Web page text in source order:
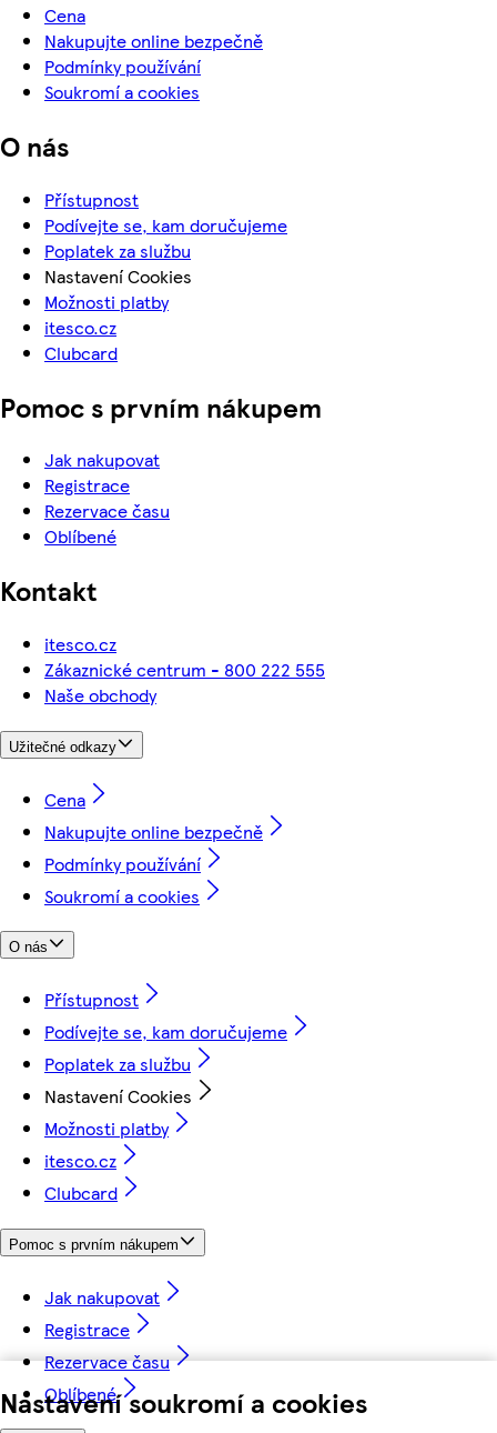
Nastavení soukromí a cookies
Cena
Nakupujte online bezpečně
Podmínky používání
Soukromí a cookies
O nás
Přístupnost
Podívejte se, kam doručujeme
Poplatek za službu
Nastavení Cookies
Možnosti platby
itesco.cz
Clubcard
Pomoc s prvním nákupem
Jak nakupovat
Registrace
Rezervace času
Oblíbené
Kontakt
itesco.cz
Zákaznické centrum - 800 222 555
Naše obchody
Užitečné odkazy
Cena
Nakupujte online bezpečně
Podmínky používání
Soukromí a cookies
O nás
Přístupnost
Podívejte se, kam doručujeme
Poplatek za službu
Nastavení Cookies
Možnosti platby
itesco.cz
Clubcard
Pomoc s prvním nákupem
Jak nakupovat
Registrace
Rezervace času
Oblíbené